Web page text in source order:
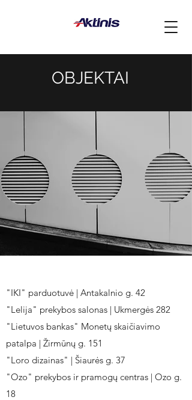
OBJEKTAI
"IKI" parduotuvė | Antakalnio g. 42
"Lelija" prekybos salonas | Ukmergės 282
"Lietuvos bankas" Monetų skaičiavimo
patalpa | Žirmūnų g. 151
"Loro dizainas" | Šiaurės g. 37
"Ozo" prekybos ir pramogų centras | Ozo g.
18